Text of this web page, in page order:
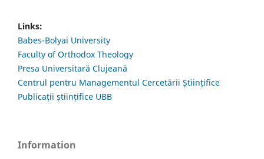
Links:
Babes-Bolyai University
Faculty of Orthodox Theology
Presa Universitară Clujeană
Centrul pentru Managementul Cercetării Științifice
Publicații științifice UBB
Information